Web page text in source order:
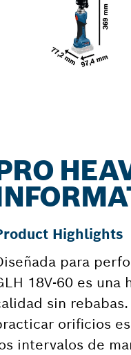
Highlights
para
18V-60 es
sin
orificios
intervalos de